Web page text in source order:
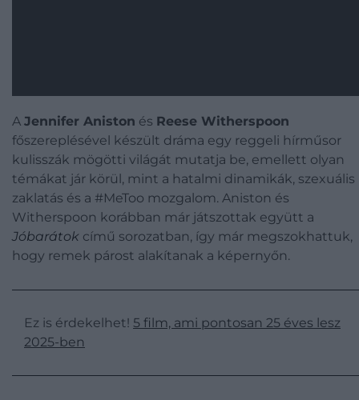
A Jennifer Aniston és Reese Witherspoon
főszereplésével készült dráma egy reggeli hírműsor
kulisszák mögötti világát mutatja be, emellett olyan
témákat jár körül, mint a hatalmi dinamikák, szexuális
zaklatás és a #MeToo mozgalom. Aniston és
Witherspoon korábban már játszottak együtt a
Jóbarátok című sorozatban, így már megszokhattuk,
hogy remek párost alakítanak a képernyőn.
Ez is érdekelhet! 5 film, ami pontosan 25 éves lesz
2025-ben